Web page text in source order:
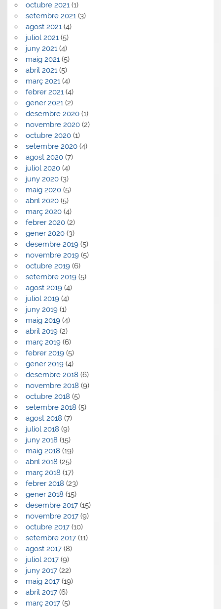
octubre 2021(1)
setembre 2021(3)
agost 2021(4)
juliol 2021(5)
juny 2021(4)
maig 2021(5)
abril 2021(5)
març 2021(4)
febrer 2021(4)
gener 2021(2)
desembre 2020(1)
novembre 2020(2)
octubre 2020(1)
setembre 2020(4)
agost 2020(7)
juliol 2020(4)
juny 2020(3)
maig 2020(5)
abril 2020(5)
març 2020(4)
febrer 2020(2)
gener 2020(3)
desembre 2019(5)
novembre 2019(5)
octubre 2019(6)
setembre 2019(5)
agost 2019(4)
juliol 2019(4)
juny 2019(1)
maig 2019(4)
abril 2019(2)
març 2019(6)
febrer 2019(5)
gener 2019(4)
desembre 2018 (6)
novembre 2018 (9)
octubre 2018 (5)
setembre 2018 (5)
agost 2018 (7)
juliol 2018 (9)
juny 2018 (15)
maig 2018 (19)
abril 2018 (25)
març 2018 (17)
febrer 2018 (23)
gener 2018 (15)
desembre 2017(15)
novembre 2017(9)
octubre 2017(10)
setembre 2017(11)
agost 2017(8)
juliol 2017(9)
juny 2017(22)
maig 2017(19)
abril 2017(6)
març 2017(5)